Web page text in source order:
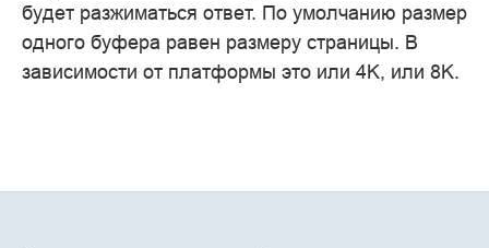
будет разжиматься ответ. По умолчанию размер
одного буфера равен размеру страницы. В
зависимости от платформы это или 4K, или 8K.